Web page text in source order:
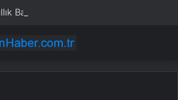
Bayram Geleneği